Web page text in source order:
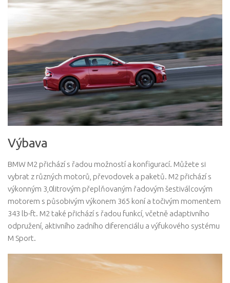
Výbava
BMW M2 přichází s řadou možností a konfigurací. Můžete si
vybrat z různých motorů, převodovek a paketů. M2 přichází s
výkonným 3,0litrovým přeplňovaným řadovým šestiválcovým
motorem s působivým výkonem 365 koní a točivým momentem
343 lb-ft. M2 také přichází s řadou funkcí, včetně adaptivního
odpružení, aktivního zadního diferenciálu a výfukového systému
M Sport.